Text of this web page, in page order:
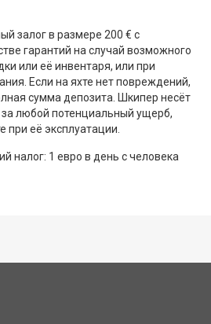
залог в размере 200 € с
гарантий на случай возможного
или её инвентаря, или при
Если на яхте нет повреждений,
сумма депозита. Шкипер несёт
за любой потенциальный ущерб,
при её эксплуатации.
налог: 1 евро в день с человека